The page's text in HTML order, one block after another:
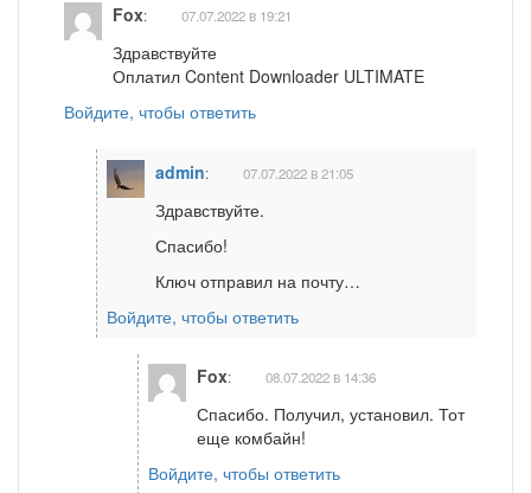
Fox: 07.07.2022 в 19:21
Здравствуйте
Оплатил Content Downloader ULTIMATE
Войдите, чтобы ответить
admin: 07.07.2022 в 21:05
Здравствуйте.
Спасибо!
Ключ отправил на почту…
Войдите, чтобы ответить
Fox: 08.07.2022 в 14:36
Спасибо. Получил, установил. Тот
еще комбайн!
Войдите, чтобы ответить